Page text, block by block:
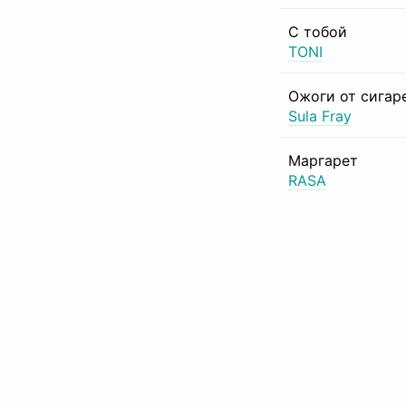
С тобой
TONI
Ожоги от
Sula Fray
Маргарет
RASA